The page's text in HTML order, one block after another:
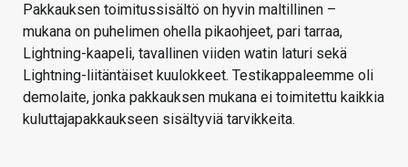
Pakkauksen toimitussisältö on hyvin maltillinen –
mukana on puhelimen ohella pikaohjeet, pari tarraa,
Lightning-kaapeli, tavallinen viiden watin laturi sekä
Lightning-liitäntäiset kuulokkeet. Testikappaleemme oli
demolaite, jonka pakkauksen mukana ei toimitettu kaikkia
kuluttajapakkaukseen sisältyviä tarvikkeita.